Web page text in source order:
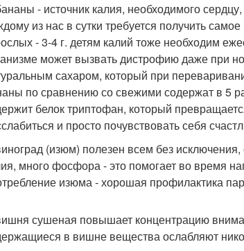
- источник калия, необходимого
из нас в сутки требуется получить
- 3-4 г. детям калий тоже необходим
может вызвать дистрофию даже при
сахаром, который при
по сравнению со свежими содержат в 5
белок триптофан, который
и просто почувствовать себя
(изюм) полезен всем без
много фосфора - это помогает во время
изюма - хорошая профилактика
сушеная повышает концентрацию
в вишне вещества ослабляют